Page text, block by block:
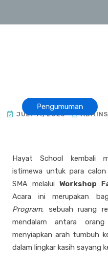
Pengumuman
JULY 11, 2025
Hayat School kembali
istimewa untuk para
SMA melalui Workshop
Acara ini merupakan
Program, sebuah ruang
mendalam antara
menyiapkan arah tumbuh
dalam lingkar kasih sayang